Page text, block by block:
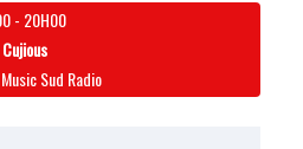
- 20H00
Sud Radio